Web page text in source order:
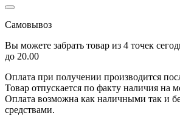
Самовывоз
Вы можете забрать товар из 4 точек
до 20.00
Оплата при получении производится
Товар отпускается по факту наличия на
Оплата возможна как наличными так и
средствами.